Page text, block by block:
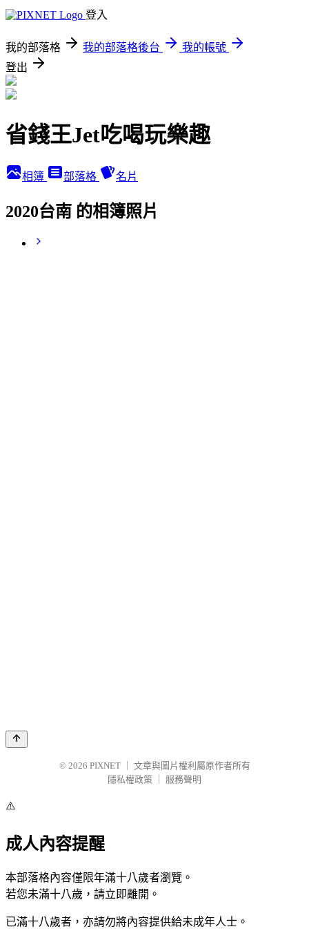
登入
我的部落格 我的部落格後台
我的帳號
登出
省錢王Jet吃喝玩樂趣
相簿 部落格 名片
2020台南 的相簿照片
© 2026 PIXNET
文章與圖片權利屬原作者所有
隱私權政策
服務聲明
⚠️
成人內容提醒
本部落格內容僅限年滿十八歲者瀏覽。
若您未滿十八歲，請立即離開。
已滿十八歲者，亦請勿將內容提供給未成年人士。